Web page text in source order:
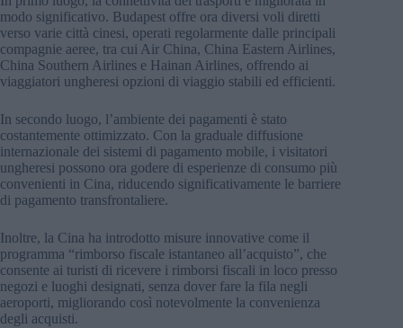
modo significativo. Budapest offre ora diversi voli diretti
verso varie città cinesi, operati regolarmente dalle principali
compagnie aeree, tra cui Air China, China Eastern Airlines,
China Southern Airlines e Hainan Airlines, offrendo ai
viaggiatori ungheresi opzioni di viaggio stabili ed efficienti.
In secondo luogo, l’ambiente dei pagamenti è stato
costantemente ottimizzato. Con la graduale diffusione
internazionale dei sistemi di pagamento mobile, i visitatori
ungheresi possono ora godere di esperienze di consumo più
convenienti in Cina, riducendo significativamente le barriere
di pagamento transfrontaliere.
Inoltre, la Cina ha introdotto misure innovative come il
programma “rimborso fiscale istantaneo all’acquisto”, che
consente ai turisti di ricevere i rimborsi fiscali in loco presso
negozi e luoghi designati, senza dover fare la fila negli
aeroporti, migliorando così notevolmente la convenienza
degli acquisti.